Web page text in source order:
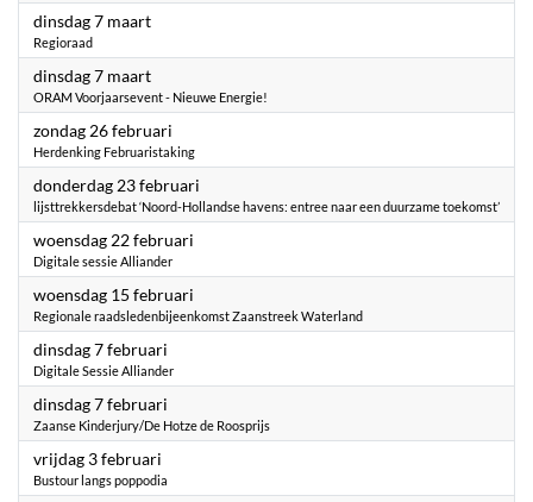
dinsdag 7 maart2023
Regioraad
dinsdag 7 maart2023
ORAM Voorjaarsevent - Nieuwe Energie!
zondag 26 februari
Herdenking Februaristaking
donderdag 23 februari
lijsttrekkersdebat ‘Noord-Hollandse havens: entree naar een duurzame toekomst’
woensdag 22 februari
Digitale sessie Alliander
woensdag 15 februari
Regionale raadsledenbijeenkomst Zaanstreek Waterland
dinsdag 7 februari
Digitale Sessie Alliander
dinsdag 7 februari
Zaanse Kinderjury/De Hotze de Roosprijs
vrijdag 3 februari
Bustour langs poppodia